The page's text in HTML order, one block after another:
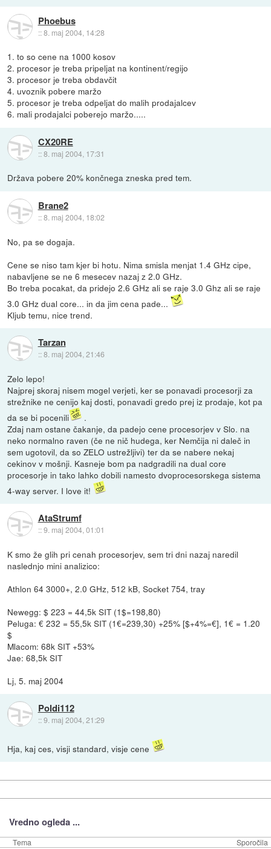
Phoebus
::8. maj 2004, 14:28
1. to so cene na 1000 kosov
2. procesor je treba pripeljat na kontinent/regijo
3. procesor je treba obdavčit
4. uvoznik pobere maržo
5. procesor je treba odpeljat do malih prodajalcev
6. mali prodajalci poberejo maržo.....
CX20RE
::8. maj 2004, 17:31
Država pobere 20% končnega zneska pred tem.
Brane2
::8. maj 2004, 18:02
No, pa se dogaja.
Cene se niso tam kjer bi hotu. Nima smisla menjat 1.4 GHz cipe,
nabavljene se ne 6 mesecev nazaj z 2.0 GHz.
Bo treba pocakat, da pridejo 2.6 GHz ali se raje 3.0 Ghz ali se raje
3.0 GHz dual core... in da jim cena pade...
Kljub temu, nice trend.
Tarzan
::8. maj 2004, 21:46
Zelo lepo!
Najprej skoraj nisem mogel verjeti, ker se ponavadi procesorji za
strežnike ne cenijo kaj dosti, ponavadi gredo prej iz prodaje, kot pa
da se bi pocenili
.
Zdaj nam ostane čakanje, da padejo cene procesorjev v Slo. na
neko normalno raven (če ne nič hudega, ker Nemčija ni daleč in
sem ugotovil, da so ZELO ustrežljivi) ter da se nabere nekaj
cekinov v mošnji. Kasneje bom pa nadgradili na dual core
procesorje in tako lahko dobili namesto dvoprocesorskega sistema
4-way server. I love it!
AtaStrumf
::9. maj 2004, 01:01
K smo že glih pri cenah procesorjev, sem tri dni nazaj naredil
naslednjo mini analizico:
Athlon 64 3000+, 2.0 GHz, 512 kB, Socket 754, tray
Newegg: $ 223 = 44,5k SIT (1$=198,80)
Peluga: € 232 = 55,5k SIT (1€=239,30) +25% [$+4%=€], 1€ = 1.20
$
Mlacom: 68k SIT +53%
Jae: 68,5k SIT
Lj, 5. maj 2004
Poldi112
::9. maj 2004, 21:29
Hja, kaj ces, visji standard, visje cene
Vredno ogleda ...
Tema Sporočila